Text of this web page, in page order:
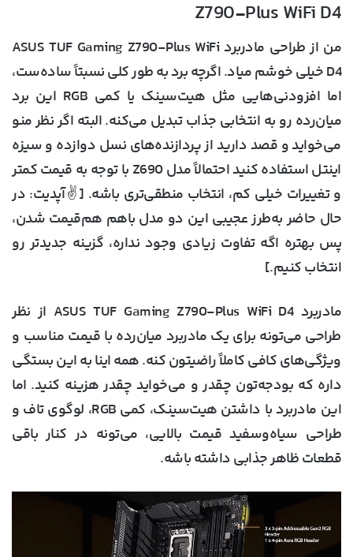
Z790-Plus WiFi D4
من از طراحی مادربرد ASUS TUF Gaming Z790-Plus WiFi
D4 خیلی خوشم میاد. اگرچه برد به طور کلی نسبتاً ساده‌ست،
اما افزودنی‌هایی مثل هیت‌سینک یا کمی RGB این برد
میان‌رده رو به انتخابی جذاب تبدیل می‌کنه. البته اگر نظر منو
می‌خواید و قصد دارید از پردازنده‌های نسل دوازده و سیزه
اینتل استفاده کنید احتمالاً مدل Z690 با توجه به قیمت کمتر
و تغییرات خیلی کم، انتخاب منطقی‌تری باشه. [✌️آپدیت: در
حال حاضر به‌طرز عجیبی این دو مدل باهم هم‌قیمت شدن،
پس بهتره اگه تفاوت زیادی وجود نداره، گزینه جدیدتر رو
انتخاب کنیم.]
مادربرد ASUS TUF Gaming Z790-Plus WiFi D4 از نظر
طراحی می‌تونه برای یک مادربرد میان‌رده با قیمت مناسب و
ویژگی‌های کافی کاملاً راضیتون کنه. همه اینا به این بستگی
داره که بودجه‌‎تون چقدر و می‌خواید چقدر هزینه کنید. اما
این مادربرد با داشتن هیت‌سینک، کمی RGB، لوگوی تاف و
طراحی سیاه‌وسفید قیمت بالایی، می‌تونه در کنار باقی
قطعات ظاهر جذابی داشته باشه.